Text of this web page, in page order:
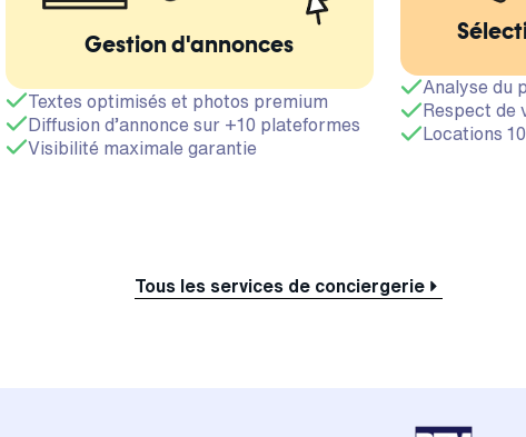
Gestion d'annonces
Textes optimisés et photos premium
Diffusion d’annonce sur +10 plateformes
Visibilité maximale garantie
Analyse du
Respect de
Locations
Tous les services de conciergerie